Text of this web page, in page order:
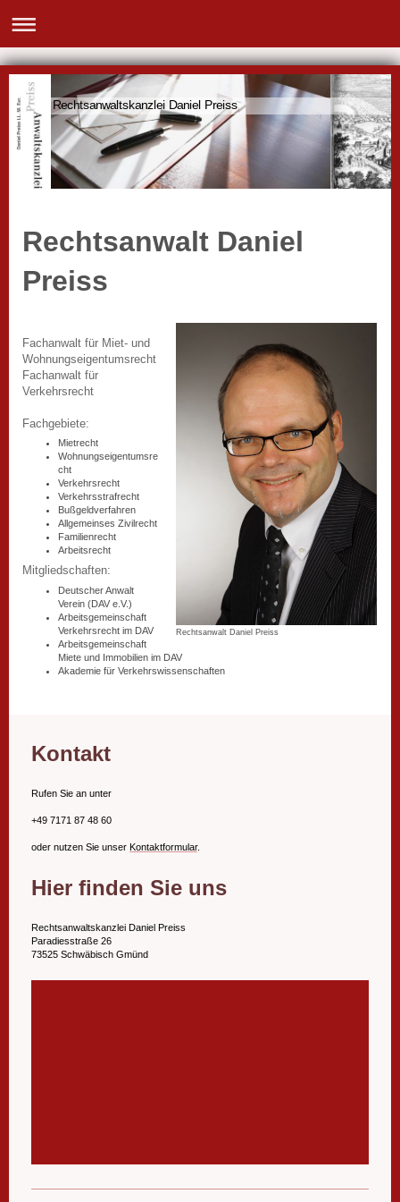
Rechtsanwaltskanzlei Daniel Preiss
Rechtsanwalt Daniel
Preiss
Rechtsanwalt Daniel Preiss
Fachanwalt für Miet- und
Wohnungseigentumsrecht
Fachanwalt für
Verkehrsrecht
Fachgebiete:
Mietrecht
Wohnungseigentumsre
cht
Verkehrsrecht
Verkehrsstrafrecht
Bußgeldverfahren
Allgemeinses Zivilrecht
Familienrecht
Arbeitsrecht
Mitgliedschaften:
Deutscher Anwalt
Verein (DAV e.V.)
Arbeitsgemeinschaft
Verkehrsrecht im DAV
Arbeitsgemeinschaft
Miete und Immobilien im DAV
Akademie für Verkehrswissenschaften
Kontakt
Rufen Sie an unter
+49 7171 87 48 60
oder nutzen Sie unser Kontaktformular.
Hier finden Sie uns
Rechtsanwaltskanzlei Daniel Preiss
Paradiesstraße 26
73525 Schwäbisch Gmünd